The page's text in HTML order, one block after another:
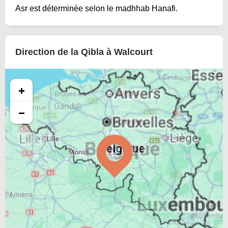
Asr est déterminée selon le madhhab Hanafi.
Direction de la Qibla à Walcourt
+
−